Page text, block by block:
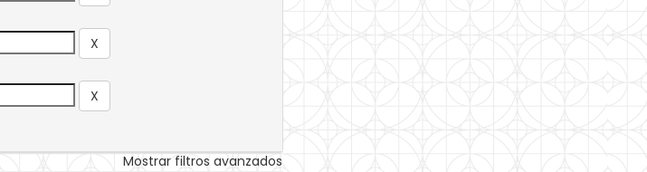
Mostrar filtros avanzados